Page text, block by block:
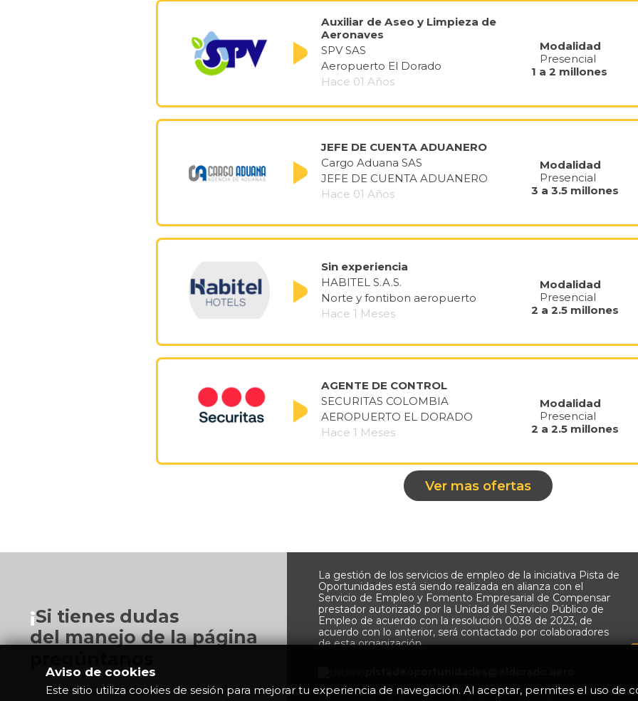
Auxiliar de Aseo y Limpieza de
Aeronaves
SPV SAS
Aeropuerto El Dorado
Hace 01 Años
Modalidad
Presencial
1 a 2 millones
JEFE DE CUENTA ADUANERO
Cargo Aduana SAS
JEFE DE CUENTA ADUANERO
Hace 01 Años
Modalidad
Presencial
3 a 3.5 millones
Sin experiencia
HABITEL S.A.S.
Norte y fontibon aeropuerto
Hace 1 Meses
Modalidad
Presencial
2 a 2.5 millones
AGENTE DE CONTROL
SECURITAS COLOMBIA
AEROPUERTO EL DORADO
Hace 1 Meses
Modalidad
Presencial
2 a 2.5 millones
Ver mas ofertas
¡Si tienes dudas
del manejo de la página
La gestión de los servicios de empleo de la iniciativa Pista de
Oportunidades está siendo realizada en alianza con el
Servicio de Empleo y Fomento Empresarial de Compensar
prestador autorizado por la Unidad del Servicio Público de
Empleo de acuerdo con la resolución 0038 de 2023, de
acuerdo con lo anterior, será contactado por colaboradores
de esta organización.
Aviso de cookies
Este sitio utiliza cookies de sesión para mejorar tu experiencia de navegación. Al aceptar, permites el uso de